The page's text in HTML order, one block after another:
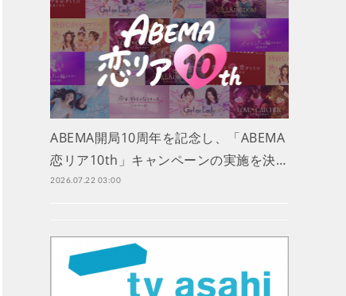
ABEMA開局10周年を記念し、「ABEMA
恋リア10th」キャンペーンの実施を決…
2026.07.22 03:00